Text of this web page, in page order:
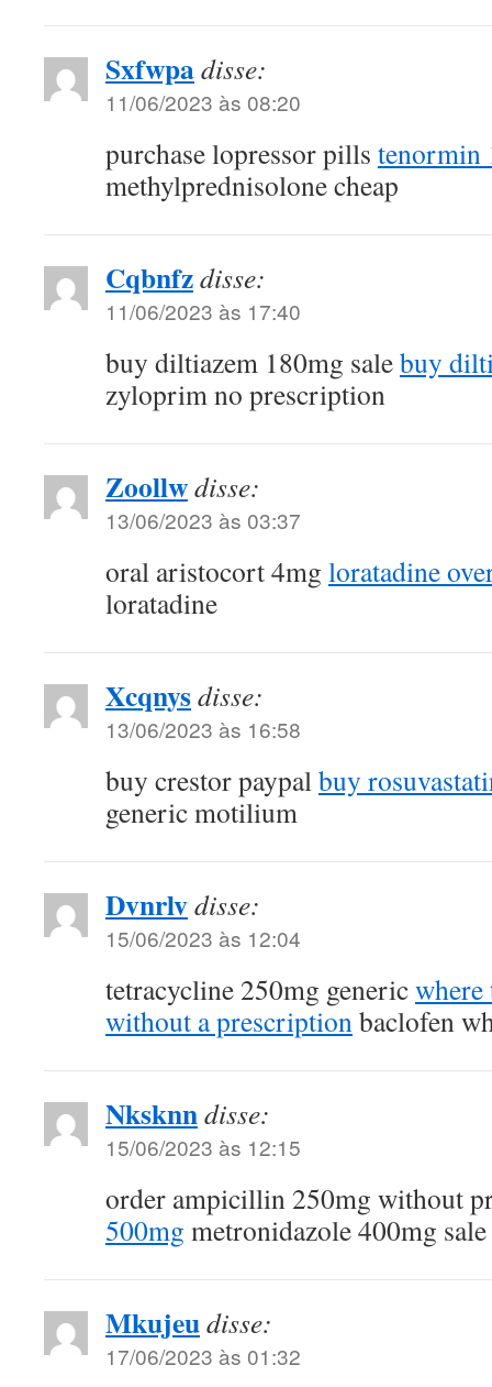
Sxfwpadisse:
11/06/2023 às 08:20
purchase lopressor pills tenormin
methylprednisolone cheap
Cqbnfzdisse:
11/06/2023 às 17:40
buy diltiazem 180mg salebuy
zyloprim no prescription
Zoollwdisse:
13/06/2023 às 03:37
oral aristocort 4mg loratadine
loratadine
Xcqnysdisse:
13/06/2023 às 16:58
buy crestor paypalbuy
generic motilium
Dvnrlvdisse:
15/06/2023 às 12:04
tetracycline 250mg generic
without a prescriptionbaclofen
Nksknndisse:
15/06/2023 às 12:15
order ampicillin 250mg without
500mg metronidazole 400mg sale
Mkujeudisse:
17/06/2023 às 01:32